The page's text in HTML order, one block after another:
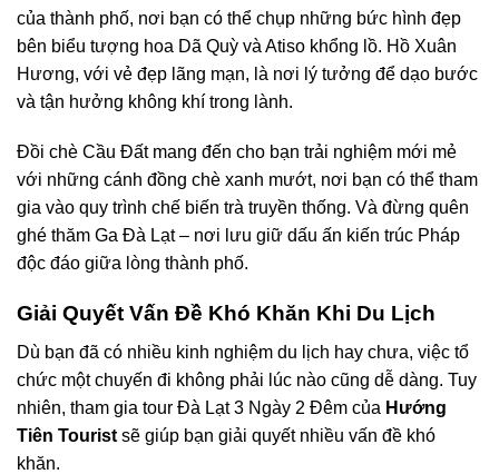
của thành phố, nơi bạn có thể chụp những bức hình đẹp
bên biểu tượng hoa Dã Quỳ và Atiso khổng lồ. Hồ Xuân
Hương, với vẻ đẹp lãng mạn, là nơi lý tưởng để dạo bước
và tận hưởng không khí trong lành.
Đồi chè Cầu Đất mang đến cho bạn trải nghiệm mới mẻ
với những cánh đồng chè xanh mướt, nơi bạn có thể tham
gia vào quy trình chế biến trà truyền thống. Và đừng quên
ghé thăm Ga Đà Lạt – nơi lưu giữ dấu ấn kiến trúc Pháp
độc đáo giữa lòng thành phố.
Giải Quyết Vấn Đề Khó Khăn Khi Du Lịch
Dù bạn đã có nhiều kinh nghiệm du lịch hay chưa, việc tổ
chức một chuyến đi không phải lúc nào cũng dễ dàng. Tuy
nhiên, tham gia tour Đà Lạt 3 Ngày 2 Đêm của Hướng
Tiên Tourist sẽ giúp bạn giải quyết nhiều vấn đề khó
khăn.